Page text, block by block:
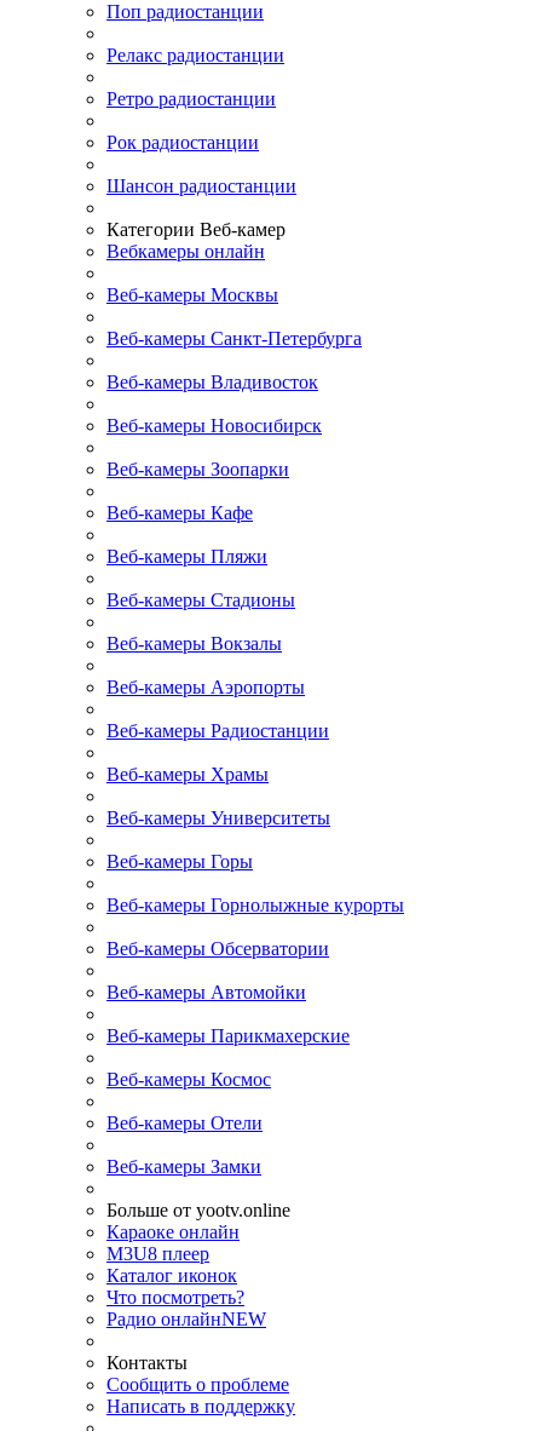
Поп радиостанции
Релакс радиостанции
Ретро радиостанции
Рок радиостанции
Шансон радиостанции
Категории Веб-камер
Вебкамеры онлайн
Веб-камеры Москвы
Веб-камеры Санкт-Петербурга
Веб-камеры Владивосток
Веб-камеры Новосибирск
Веб-камеры Зоопарки
Веб-камеры Кафе
Веб-камеры Пляжи
Веб-камеры Стадионы
Веб-камеры Вокзалы
Веб-камеры Аэропорты
Веб-камеры Радиостанции
Веб-камеры Храмы
Веб-камеры Университеты
Веб-камеры Горы
Веб-камеры Горнолыжные курорты
Веб-камеры Обсерватории
Веб-камеры Автомойки
Веб-камеры Парикмахерские
Веб-камеры Космос
Веб-камеры Отели
Веб-камеры Замки
Больше от yootv.online
Караоке онлайн
M3U8 плеер
Каталог иконок
Что посмотреть?
Радио онлайнNEW
Контакты
Сообщить о проблеме
Написать в поддержку